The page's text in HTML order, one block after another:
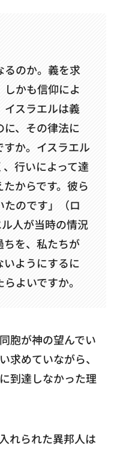
るのか。義を求
かも信仰によ
イスラエルは義
、その律法に
か。イスラエル
行いによって達
からです。彼ら
のです」（ロ
人が当時の情況
ちを、私たちが
ようにするに
よいですか。
胞が神の望んでい
求めていながら、
到達しなかった理
れられた異邦人は